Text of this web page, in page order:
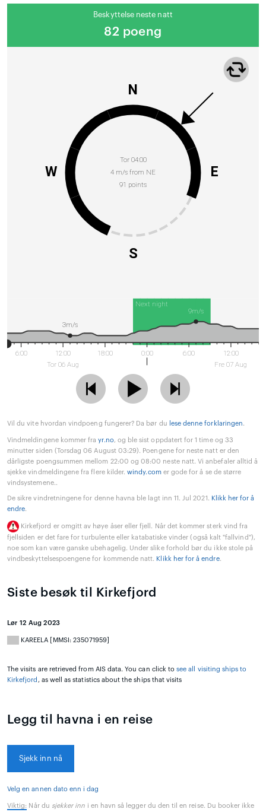
Beskyttelse neste natt
82 poeng
Tor 04:00
4 m/s from NE
91 points
N
E
S
W
Next night
6:00
12:00
Tor 06 Aug
18:00 0:00 6:00
12:00
Fre 07 Aug
9m/s
3m/s
Vil du vite hvordan vindpoeng fungerer? Da bør du lese denne forklaringen.
Vindmeldingene kommer frayr.no, og ble sist oppdatert for 1 time og 33
minutter siden (Torsdag 06 August 03:29). Poengene for neste natt er den
dårligste poengsummen mellom 22:00 og 08:00 neste natt. Vi anbefaler alltid å
sjekke vindmeldingene fra flere kilder.windy.comer gode for å se de større
vindsystemene..
De sikre vindretningene for denne havna ble lagt inn 11. Jul 2021. Klikk her for å
endre.
Kirkefjord er omgitt av høye åser eller fjell. Når det kommer sterk vind fra
fjellsiden er det fare for turbulente eller katabatiske vinder (også kalt "fallvind"),
noe som kan være ganske ubehagelig. Under slike forhold bør du ikke stole på
vindbeskyttelsespoengene for kommende natt. Klikk her for å endre.
Siste besøk til Kirkefjord
Lør 12 Aug 2023
KAREELA [MMSI: 235071959]
The visits are retrieved from AIS data. You can click tosee all visiting ships to
Kirkefjord , as well as statistics about the ships that visits
Legg til havna i en reise
Sjekk inn nå
Velg en annen dato enn i dag
Viktig: Når du sjekker inn i en havn så legger du den til en reise. Du booker ikke